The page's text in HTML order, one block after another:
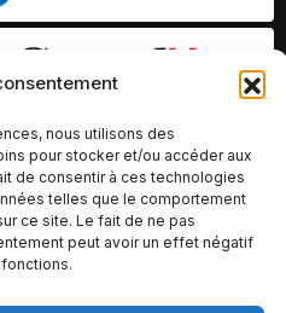
nous utilisons des
pour stocker et/ou accéder aux
de consentir à ces technologies
telles que le comportement
ce site. Le fait de ne pas
peut avoir un effet négatif